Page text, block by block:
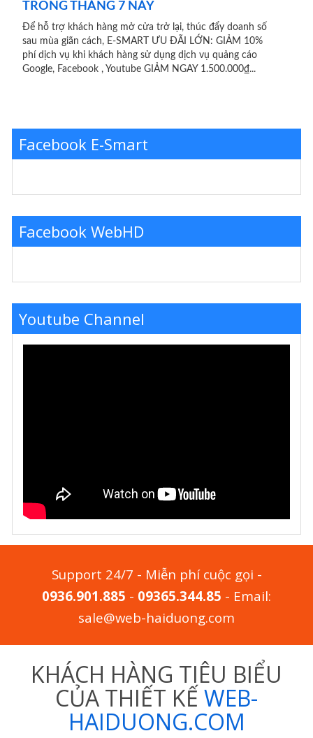
TRONG THÁNG 7 NÀY
Để hỗ trợ khách hàng mở cửa trở lại, thúc đẩy doanh số
sau mùa giãn cách, E-SMART ƯU ĐÃI LỚN: GIẢM 10%
phí dịch vụ khi khách hàng sử dụng dịch vụ quảng cáo
Google, Facebook , Youtube GIẢM NGAY 1.500.000₫...
Facebook E-Smart
Facebook WebHD
Youtube Channel
Support 24/7 - Miễn phí cuộc gọi -
0936.901.885 - 09365.344.85 - Email:
sale@web-haiduong.com
KHÁCH HÀNG TIÊU BIỂU
CỦA THIẾT KẾ WEB-
HAIDUONG.COM